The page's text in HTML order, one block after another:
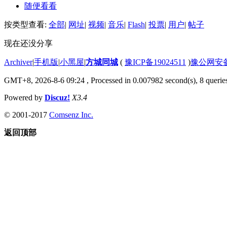
随便看看
按类型查看: 全部| 网址| 视频| 音乐| Flash| 投票| 用户| 帖子
现在还没分享
Archiver|手机版|小黑屋|方城同城 ( 豫ICP备19024511 )豫公网安
GMT+8, 2026-8-6 09:24 , Processed in 0.007982 second(s), 8
Powered by Discuz! X3.4
© 2001-2017 Comsenz Inc.
返回顶部